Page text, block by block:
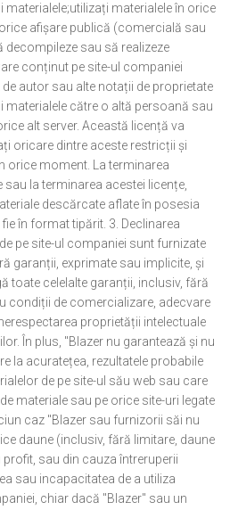
materialele în orice
afișare publică (comercială sau
sau să realizeze
conținut pe site-ul companiei
autor sau alte notații de proprietate
materialele către o altă persoană sau
alt server. Această licență va
oricare dintre aceste restricții și
orice moment. La terminarea
la terminarea acestei licențe,
descărcate aflate în posesia
în format tipărit. 3. Declinarea
pe site-ul companiei sunt furnizate
garanții, exprimate sau implicite, și
toate celelalte garanții, inclusiv, fără
condiții de comercializare, adecvare
proprietății intelectuale
În plus, "Blazer nu garantează și nu
la acuratețea, rezultatele probabile
de pe site-ul său web sau care
materiale sau pe orice site-uri legate
caz "Blazer sau furnizorii săi nu
daune (inclusiv, fără limitare, daune
profit, sau din cauza întreruperii
sau incapacitatea de a utiliza
chiar dacă "Blazer" sau un